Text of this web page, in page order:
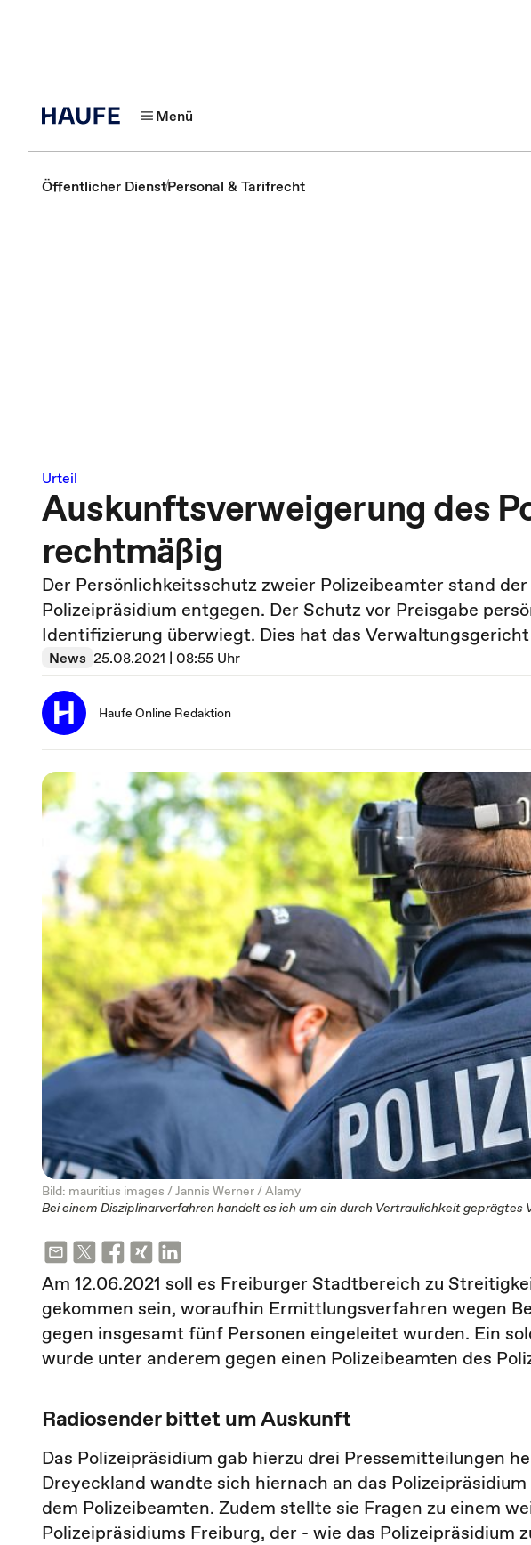
Menü
Öffentlicher DienstPersonal & Tarifrecht
Urteil
Auskunftsverweigerung des
rechtmäßig
Der Persönlichkeitsschutz zweier Polizeibeamter stand
Polizeipräsidium entgegen. Der Schutz vor Preisgabe
Identifizierung überwiegt. Dies hat das
News 25.08.2021 | 08:55 Uhr
Haufe Online Redaktion
Bild: mauritius images / Jannis Werner / Alamy
Bei einem Disziplinarverfahren handelt es ich um ein durch Vertraulichkeit geprägtes
Am 12.06.2021 soll es Freiburger Stadtbereich zu
gekommen sein, woraufhin Ermittlungsverfahren wegen
gegen insgesamt fünf Personen eingeleitet wurden. Ein
wurde unter anderem gegen einen Polizeibeamten des
Radiosender bittet um Auskunft
Das Polizeipräsidium gab hierzu drei Pressemitteilungen
Dreyeckland wandte sich hiernach an das
dem Polizeibeamten. Zudem stellte sie Fragen zu einem
Polizeipräsidiums Freiburg, der - wie das Polizeipräsidium